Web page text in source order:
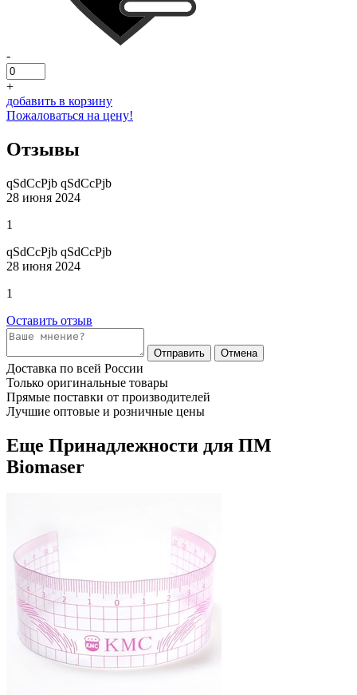
-
+
добавить в корзину
Пожаловаться на цену!
Отзывы
qSdCcPjb qSdCcPjb
28 июня 2024
1
qSdCcPjb qSdCcPjb
28 июня 2024
1
Оставить отзыв
Отправить Отмена
Доставка по всей России
Только оригинальные товары
Прямые поставки от производителей
Лучшие оптовые и розничные цены
Еще Принадлежности для ПМ
Biomaser